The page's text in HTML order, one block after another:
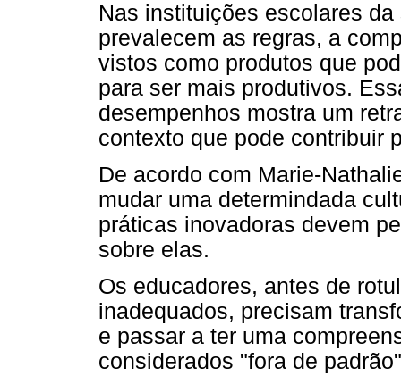
Nas instituições escolares
prevalecem as regras, a
vistos como produtos que
para ser mais produtivos.
desempenhos mostra um
contexto que pode contribuir
De acordo com Marie-
mudar uma determindada
práticas inovadoras devem
sobre elas.
Os educadores, antes de
inadequados, precisam
e passar a ter uma
considerados "fora de